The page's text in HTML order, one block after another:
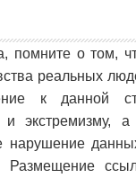
помните о том,
реальных
к данной
экстремизму, а
нарушение